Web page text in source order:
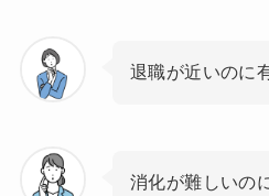
退職が近いのに
消化が難しいの